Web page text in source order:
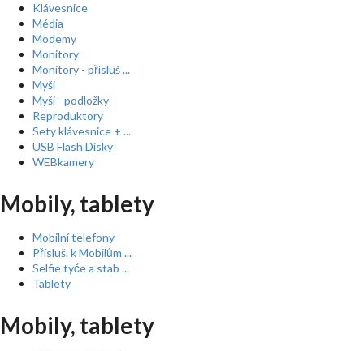
Klávesnice
Média
Modemy
Monitory
Monitory - přísluš ...
Myši
Myši - podložky
Reproduktory
Sety klávesnice + ...
USB Flash Disky
WEBkamery
Mobily, tablety
Mobilní telefony
Přísluš. k Mobilům ...
Selfie tyče a stab ...
Tablety
Mobily, tablety